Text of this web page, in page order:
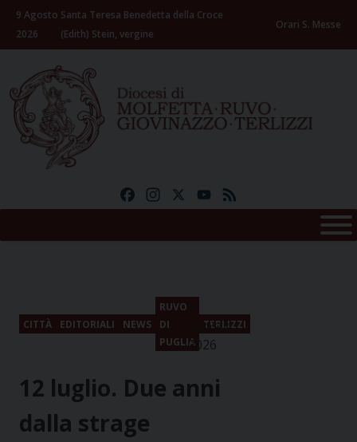
Skip
content
9 Agosto
2026
Santa Teresa Benedetta della Croce
(Edith) Stein, vergine
Orari S. Messe
FacebookInstagramYouTube
CITTÀ EDITORIALI NEWS
RUVO
DI
PUGLIA
TERLIZZI
Agosto
2026
12 luglio. Due anni
dalla strage